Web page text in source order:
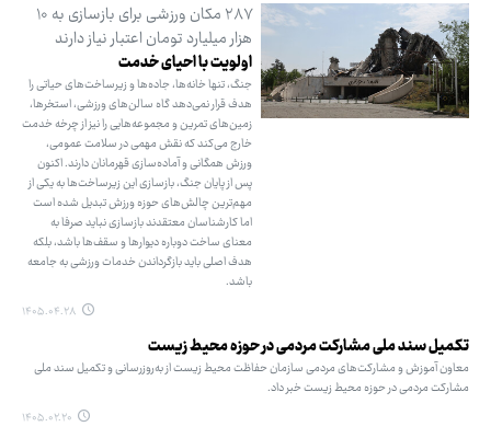
۲۸۷ مکان ورزشی برای بازسازی به ۱۰
هزار میلیارد تومان اعتبار نیاز دارند
اولویت با احیای خدمت
جنگ، تنها خانه‌ها، جاده‌ها و زیرساخت‌های حیاتی را
هدف قرار نمی‌دهد گاه سالن‌های ورزشی، استخرها،
زمین‌های تمرین و مجموعه‌هایی را نیز از چرخه خدمت
خارج می‌کند که نقش مهمی در سلامت عمومی،
ورزش همگانی و آماده‌سازی قهرمانان دارند. اکنون
پس از پایان جنگ، بازسازی این زیرساخت‌ها به یکی از
مهم‌ترین چالش‌های حوزه ورزش تبدیل شده است
اما کارشناسان معتقدند بازسازی نباید صرفا به
معنای ساخت دوباره دیوارها و سقف‌ها باشد، بلکه
هدف اصلی باید بازگرداندن خدمات ورزشی به جامعه
باشد.
۱۴۰۵.۰۴.۲۸
تکمیل سند ملی مشارکت مردمی در حوزه محیط زیست
معاون آموزش و مشارکت‌های مردمی سازمان حفاظت محیط زیست از به‌روزرسانی و تکمیل سند ملی
مشارکت مردمی در حوزه محیط زیست خبر داد.
۱۴۰۵.۰۲.۲۰